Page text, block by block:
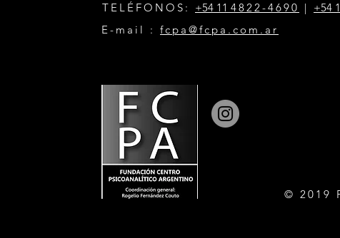
TELÉFONOS: +54 11 4822-4690 | +54 1
E-mail : fcpa@fcpa.com.ar
© 2019